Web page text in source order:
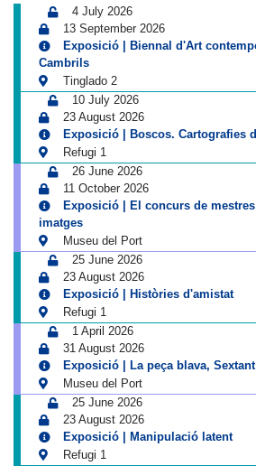
4 July 2026
13 September 2026
Exposició | Biennal d'Art
Cambrils
Tinglado 2
10 July 2026
23 August 2026
Exposició | Boscos. Cartografies
Refugi 1
26 June 2026
11 October 2026
Exposició | El concurs de
imatges
Museu del Port
25 June 2026
23 August 2026
Exposició | Històries d'amistat
Refugi 1
1 April 2026
31 August 2026
Exposició | La peça blava, Sextant
Museu del Port
25 June 2026
23 August 2026
Exposició | Manipulació latent
Refugi 1